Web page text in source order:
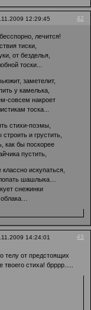
42
12:29:45
лечится!
тиски,
от безделья,
тоски...
заметелит,
у камелька,
совсем накроет
тоска...
стихи-поэмы,
и грустить,
как бы поскорее
пустить,
искупаться,
шашлыка…
снежинки
43
14:24:01
телу от предстоящих
твоего стиха! брррр.....